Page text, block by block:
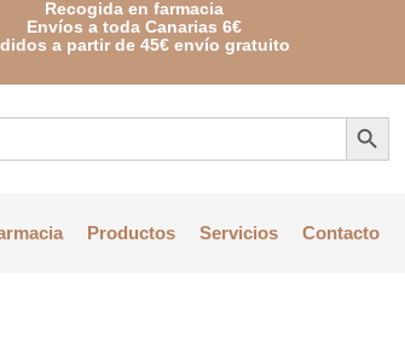
Recogida en farmacia
Envíos a toda Canarias 6€
a partir de 45€ envío gratuito
Botón de
Productos Servicios Contacto